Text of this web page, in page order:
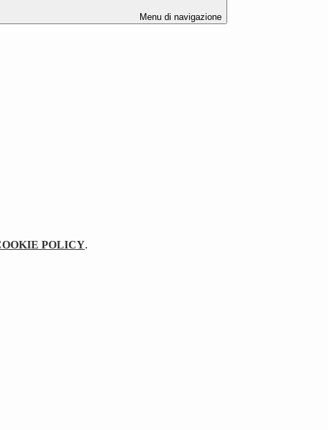
Menu di navigazione
POLICY.